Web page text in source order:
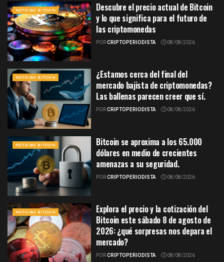
NOTICIAS BITCOIN
Descubre el precio actual de Bitcoin
y lo que significa para el futuro de
las criptomonedas
PORCRIPTOPERIODISTA 08/08/2026
NOTICIAS BITCOIN
¿Estamos cerca del final del
mercado bajista de criptomonedas?
Las ballenas parecen creer que sí.
PORCRIPTOPERIODISTA 08/08/2026
NOTICIAS BITCOIN
Bitcoin se aproxima a los 65.000
dólares en medio de crecientes
amenazas a su seguridad.
PORCRIPTOPERIODISTA 08/08/2026
NOTICIAS BITCOIN
Explora el precio y la cotización del
Bitcoin este sábado 8 de agosto de
2026: ¿qué sorpresas nos depara el
mercado?
PORCRIPTOPERIODISTA 08/08/2026